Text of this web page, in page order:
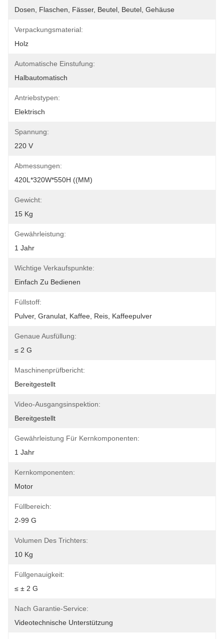
Dosen, Flaschen, Fässer, Beutel, Beutel, Gehäuse
Verpackungsmaterial:
Holz
Automatische Einstufung:
Halbautomatisch
Antriebstypen:
Elektrisch
Spannung:
220 V
Abmessungen:
420L*320W*550H ((MM)
Gewicht:
15 Kg
Gewährleistung:
1 Jahr
Wichtige Verkaufspunkte:
Einfach Zu Bedienen
Füllstoff:
Pulver, Granulat, Kaffee, Reis, Kaffeepulver
Genaue Ausfüllung:
≤ 2 G
Maschinenprüfbericht:
Bereitgestellt
Video-Ausgangsinspektion:
Bereitgestellt
Gewährleistung Für Kernkomponenten:
1 Jahr
Kernkomponenten:
Motor
Füllbereich:
2-99 G
Volumen Des Trichters:
10 Kg
Füllgenauigkeit:
≤ ± 2 G
Nach Garantie-Service:
Videotechnische Unterstützung